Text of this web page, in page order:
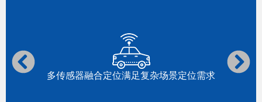
多传感器融合定位满足复杂场景定位需求